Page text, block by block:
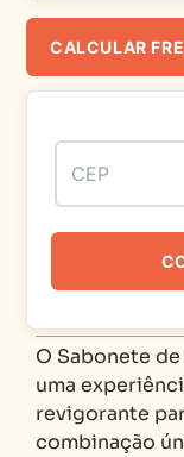
CALCULAR
O Sabonete
uma
revigorante
combinação